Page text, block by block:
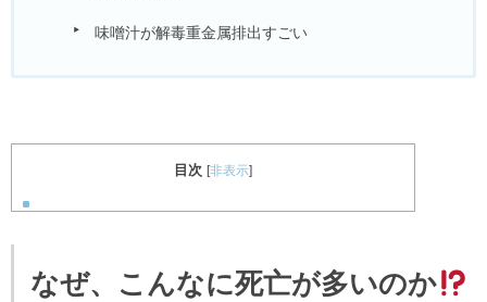
味噌汁が解毒重金属排出すごい
目次 [非表示]
なぜ、こんなに死亡が多いのか